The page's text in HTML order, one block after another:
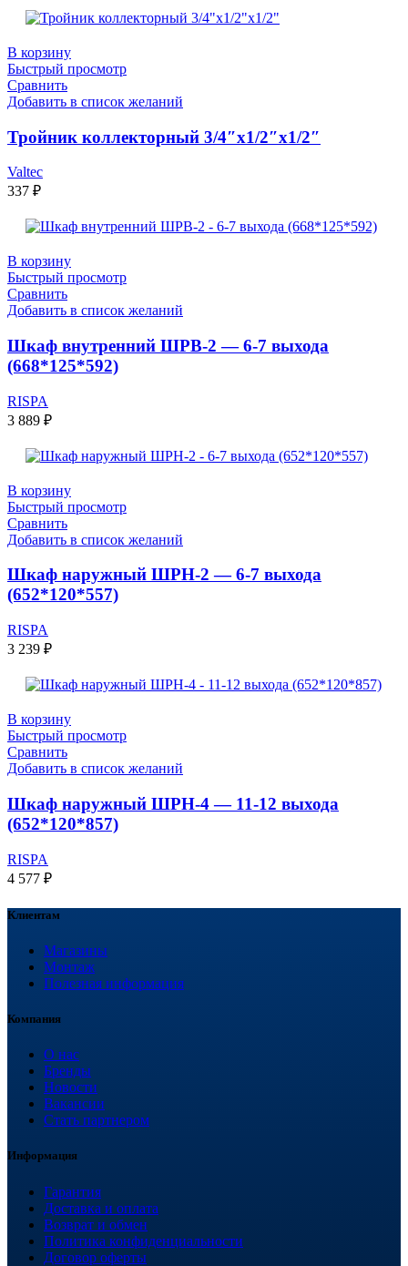
В корзину
Быстрый просмотр
Сравнить
Добавить в список желаний
Тройник коллекторный 3/4″х1/2″х1/2″
Valtec
337 ₽
В корзину
Быстрый просмотр
Сравнить
Добавить в список желаний
Шкаф внутренний ШРВ-2 — 6-7 выхода
(668*125*592)
RISPA
3 889 ₽
В корзину
Быстрый просмотр
Сравнить
Добавить в список желаний
Шкаф наружный ШРН-2 — 6-7 выхода
(652*120*557)
RISPA
3 239 ₽
В корзину
Быстрый просмотр
Сравнить
Добавить в список желаний
Шкаф наружный ШРН-4 — 11-12 выхода
(652*120*857)
RISPA
4 577 ₽
Клиентам
Магазины
Монтаж
Полезная информация
Компания
О нас
Бренды
Новости
Вакансии
Стать партнером
Информация
Гарантия
Доставка и оплата
Возврат и обмен
Политика конфиденциальности
Договор оферты